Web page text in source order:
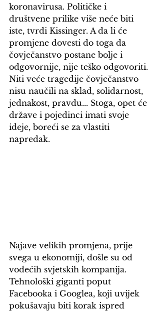
koronavirusa. Političke i
društvene prilike više neće biti
iste, tvrdi Kissinger. A da li će
promjene dovesti do toga da
čovječanstvo postane bolje i
odgovornije, nije teško odgovoriti.
Niti veće tragedije čovječanstvo
nisu naučili na sklad, solidarnost,
jednakost, pravdu... Stoga, opet će
države i pojedinci imati svoje
ideje, boreći se za vlastiti
napredak.
Najave velikih promjena, prije
svega u ekonomiji, došle su od
vodećih svjetskih kompanija.
Tehnološki giganti poput
Facebooka i Googlea, koji uvijek
pokušavaju biti korak ispred